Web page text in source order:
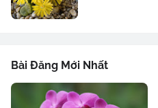
Bài Đăng Mới Nhất